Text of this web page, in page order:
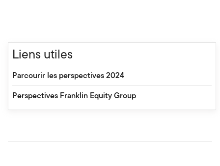
Liens utiles
Parcourir les perspectives 2024
Perspectives Franklin Equity Group